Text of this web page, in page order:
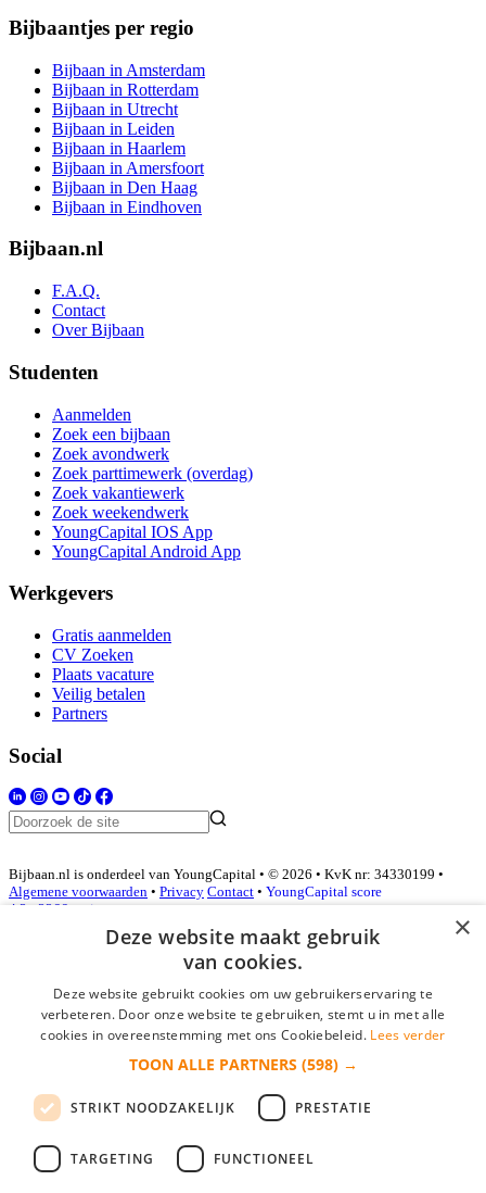
Bijbaantjes per regio
Bijbaan in Amsterdam
Bijbaan in Rotterdam
Bijbaan in Utrecht
Bijbaan in Leiden
Bijbaan in Haarlem
Bijbaan in Amersfoort
Bijbaan in Den Haag
Bijbaan in Eindhoven
Bijbaan.nl
F.A.Q.
Contact
Over Bijbaan
Studenten
Aanmelden
Zoek een bijbaan
Zoek avondwerk
Zoek parttimewerk (overdag)
Zoek vakantiewerk
Zoek weekendwerk
YoungCapital IOS App
YoungCapital Android App
Werkgevers
Gratis aanmelden
CV Zoeken
Plaats vacature
Veilig betalen
Partners
Social
Bijbaan.nl is onderdeel van YoungCapital • © 2026 • KvK nr: 34330199 •
Algemene voorwaarden • Privacy Contact • YoungCapital score
4.3 - 3366 reviews
Inloggen als bedrijf
*
login gegevens onthouden
login
×
Deze website maakt gebruik
van cookies.
Deze website gebruikt cookies om uw gebruikerservaring te
verbeteren. Door onze website te gebruiken, stemt u in met alle
cookies in overeenstemming met ons Cookiebeleid. Lees verder
TOON ALLE PARTNERS (598) →
STRIKT NOODZAKELIJK PRESTATIE
TARGETING FUNCTIONEEL